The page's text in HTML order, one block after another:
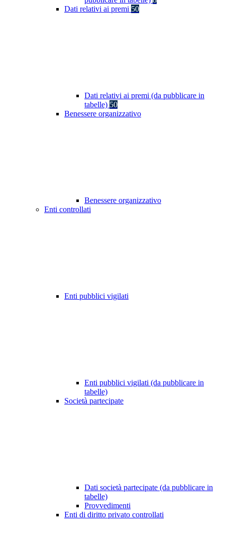
Dati relativi ai premi 50
Dati relativi ai premi (da pubblicare in
tabelle) 50
Benessere organizzativo
Benessere organizzativo
Enti controllati
Enti pubblici vigilati
Enti pubblici vigilati (da pubblicare in
tabelle)
Società partecipate
Dati società partecipate (da pubblicare in
tabelle)
Provvedimenti
Enti di diritto privato controllati